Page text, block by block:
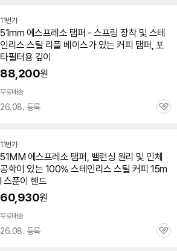
11번가
51mm 에스프레소 탬퍼 - 스프링 장착 및 스테
인리스 스틸 리플 베이스가 있는 커피 탬퍼, 포
타필터용 깊이
88,200원
무료배송
26.08. 등록
관
11번가
51MM 에스프레소 탬퍼, 밸런싱 원리 및 인체
공학이 있는 100% 스테인리스 스틸 커피 15m
l 스푼이 핸드
60,930원
무료배송
26.08. 등록
관